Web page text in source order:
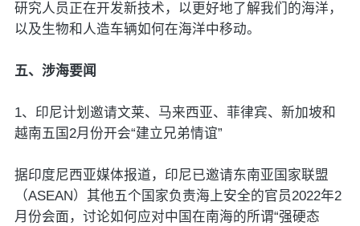
研究人员正在开发新技术，以更好地了解我们的海洋，
以及生物和人造车辆如何在海洋中移动。
五、涉海要闻
1、印尼计划邀请文莱、马来西亚、菲律宾、新加坡和
越南五国2月份开会“建立兄弟情谊”
据印度尼西亚媒体报道，印尼已邀请东南亚国家联盟
（ASEAN）其他五个国家负责海上安全的官员2022年2
月份会面，讨论如何应对中国在南海的所谓“强硬态